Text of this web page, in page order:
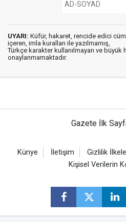
UYARI: Küfür, hakaret, rencide edici
içeren, imla kuralları ile yazılmamış,
Türkçe karakter kullanılmayan ve büyük
onaylanmamaktadır.
Gazete İlk
Künye İletişim Gizlilik
Kişisel Verilerin